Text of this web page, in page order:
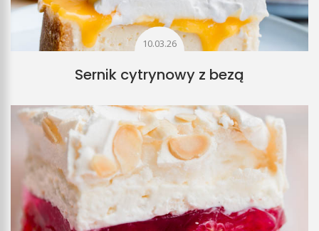
10.03.26
Sernik cytrynowy z bezą